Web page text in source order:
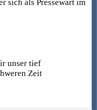
sich als Pressewart im
unser tief
Zeit